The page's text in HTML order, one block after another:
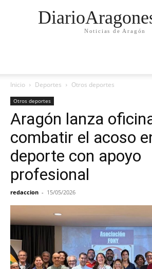
Noticias de Aragón
Inicio Deportes Otros deportes
Otros deportes
Aragón lanza
combatir el acoso
deporte con apoyo
profesional
redaccion - 15/05/2026